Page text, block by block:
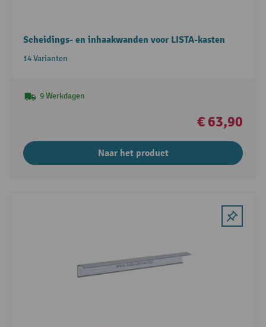
Scheidings- en inhaakwanden voor LISTA-kasten
14 Varianten
9 Werkdagen
€ 63,90
Naar het product